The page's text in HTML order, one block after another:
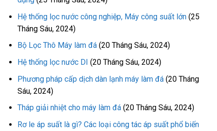
Hệ thống lọc nước công nghiệp, Máy công suất lớn (25
Tháng Sáu, 2024)
Bộ Lọc Thô Máy làm đá (20 Tháng Sáu, 2024)
Hệ thống lọc nước DI (20 Tháng Sáu, 2024)
Phương pháp cấp dịch dàn lạnh máy làm đá (20 Tháng
Sáu, 2024)
Tháp giải nhiệt cho máy làm đá (20 Tháng Sáu, 2024)
Rơ le áp suất là gì? Các loại công tác áp suất phổ biến